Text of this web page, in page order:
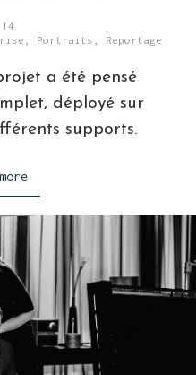
Portraits Reportage
a été pensé
déployé sur
supports.